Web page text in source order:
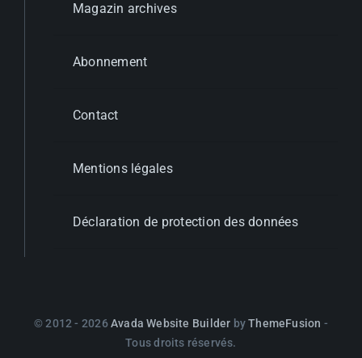
Magazin archives
Abonnement
Contact
Mentions légales
Déclaration de protection des données
© 2012 - 2026Avada Website Builder byThemeFusion -
Tous droits réservés.